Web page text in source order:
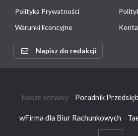
Polityka Prywatności
Warunki licencyjne
Napisz do redakcji
Nasze serwisy Poradnik
wFirma dla Biur Rachunkowych